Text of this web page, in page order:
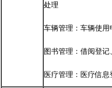
处理
车辆管理：车辆使
图书管理：借阅登
医疗管理：医疗信